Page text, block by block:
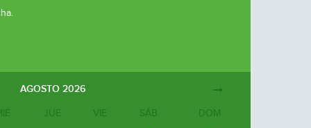
AGOSTO 2026
JUE VIE SÁB DOM